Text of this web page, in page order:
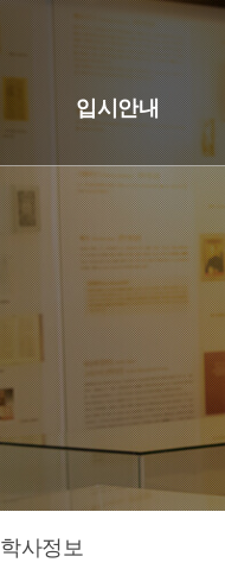
입시안내
학사정보